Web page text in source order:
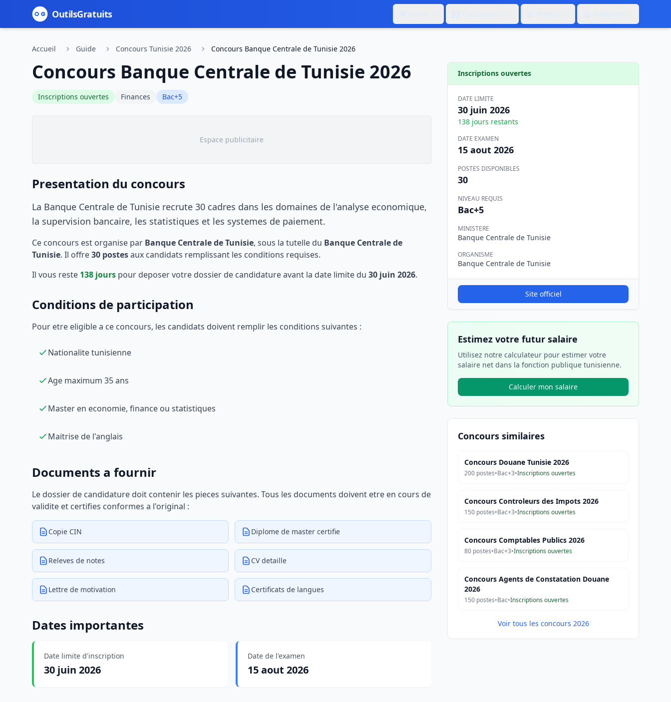
OutilsGratuits
Accueil Guide Concours Tunisie 2026 Concours Banque Centrale de Tunisie 2026
Concours Banque Centrale de Tunisie 2026
Inscriptions ouvertes Finances Bac+5
Espace publicitaire
Presentation du concours
La Banque Centrale de Tunisie recrute 30 cadres dans les domaines de l'analyse economique,
la supervision bancaire, les statistiques et les systemes de paiement.
Ce concours est organise par Banque Centrale de Tunisie, sous la tutelle du Banque Centrale de
Tunisie. Il offre30 postesaux candidats remplissant les conditions requises.
Il vous reste 138 jours pour deposer votre dossier de candidature avant la date limite du 30 juin 2026.
Conditions de participation
Pour etre eligible a ce concours, les candidats doivent remplir les conditions suivantes :
Nationalite tunisienne
Age maximum 35 ans
Master en economie, finance ou statistiques
Maitrise de l'anglais
Documents a fournir
Le dossier de candidature doit contenir les pieces suivantes. Tous les documents doivent etre en cours de
validite et certifies conformes a l'original :
Copie CIN Diplome de master certifie
Releves de notes CV detaille
Lettre de motivation Certificats de langues
Dates importantes
Date limite d'inscription
30 juin 2026
Date de l'examen
15 aout 2026
Inscriptions ouvertes
DATE LIMITE
30 juin 2026
138 jours restants
DATE EXAMEN
15 aout 2026
POSTES DISPONIBLES
30
NIVEAU REQUIS
Bac+5
MINISTERE
Banque Centrale de Tunisie
ORGANISME
Banque Centrale de Tunisie
Site officiel
Estimez votre futur salaire
Utilisez notre calculateur pour estimer votre
salaire net dans la fonction publique tunisienne.
Calculer mon salaire
Concours similaires
Concours Douane Tunisie 2026
200 postes•Bac+3•Inscriptions ouvertes
Concours Controleurs des Impots 2026
150 postes•Bac+3•Inscriptions ouvertes
Concours Comptables Publics 2026
80 postes•Bac+3•Inscriptions ouvertes
Concours Agents de Constatation Douane
2026
150 postes•Bac•Inscriptions ouvertes
Voir tous les concours 2026